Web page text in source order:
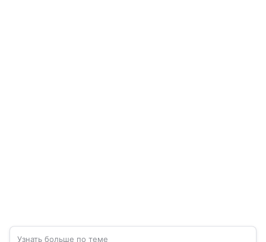
Узнать больше по теме